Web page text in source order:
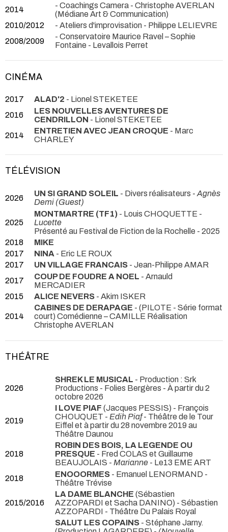
2014
- Coachings Camera - Christophe AVERLAN
(Médiane Art & Communication)
2010/2012
- Ateliers d'improvisation - Philippe LELIEVRE
2008/2009
- Conservatoire Maurice Ravel – Sophie
Fontaine - Levallois Perret
CINÉMA
2017 ALAD'2 - Lionel STEKETEE
2016
LES NOUVELLES AVENTURES DE
CENDRILLON - Lionel STEKETEE
2014
ENTRETIEN AVEC JEAN CROQUE - Marc
CHARLEY
TÉLÉVISION
2026 UN SI GRAND SOLEIL - Divers réalisateurs - Agnès
Demi (Guest)
2025
MONTMARTRE (TF1) - Louis CHOQUETTE -
Lucette
Présenté au Festival de Fiction de la Rochelle - 2025
2018
MIKE
2017
NINA - Eric LE ROUX
2017
UN VILLAGE FRANCAIS - Jean-Philippe AMAR
2017
COUP DE FOUDRE A NOEL - Arnauld
MERCADIER
2015
ALICE NEVERS - Akim ISKER
2014
CABINES DE DERAPAGE - (PILOTE - Série format
court) Comédienne – CAMILLE Réalisation
Christophe AVERLAN
THÉÂTRE
2026
SHREK LE MUSICAL - Production : Srk
Productions - Folies Bergères - À partir du 2
octobre 2026
2019
I LOVE PIAF (Jacques PESSIS) - François
CHOUQUET - Edih Piaf- Théâtre de le Tour
Eiffel et à partir du 28 novembre 2019 au
Théâtre Daunou
2018
ROBIN DES BOIS, LA LEGENDE OU
PRESQUE - Fred COLAS et Guillaume
BEAUJOLAIS - Marianne - Le13 EME ART
2018
ENOOORMES - Emanuel LENORMAND -
Théâtre Trévise
2015/2016
LA DAME BLANCHE (Sébastien
AZZOPARDI et Sacha DANINO) - Sébastien
AZZOPARDI - Théâtre Du Palais Royal
SALUT LES COPAINS - Stéphane Jarny.